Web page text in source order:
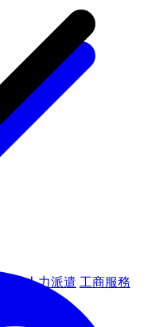
人力派遣 工商服務